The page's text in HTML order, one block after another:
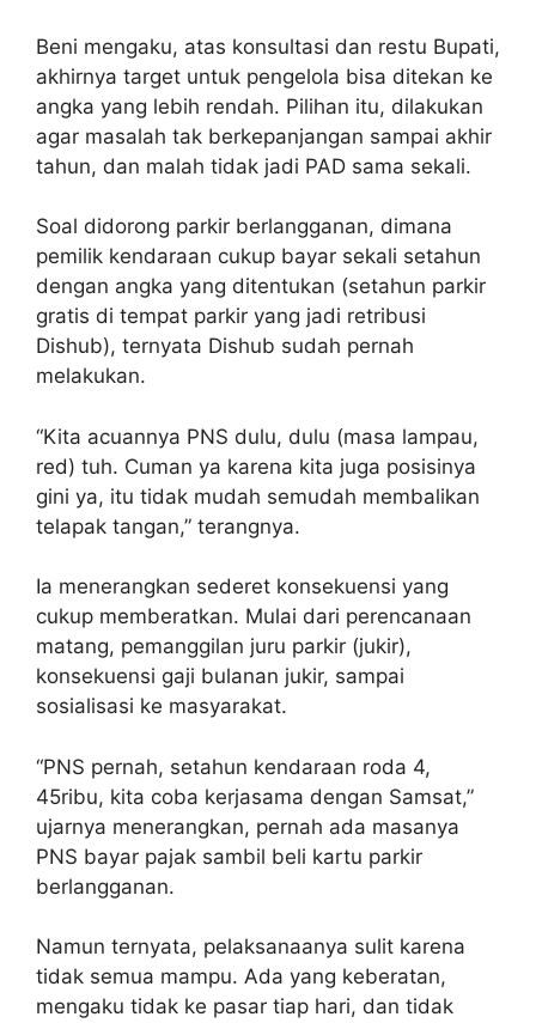
Beni mengaku, atas konsultasi dan restu Bupati,
akhirnya target untuk pengelola bisa ditekan ke
angka yang lebih rendah. Pilihan itu, dilakukan
agar masalah tak berkepanjangan sampai akhir
tahun, dan malah tidak jadi PAD sama sekali.
Soal didorong parkir berlangganan, dimana
pemilik kendaraan cukup bayar sekali setahun
dengan angka yang ditentukan (setahun parkir
gratis di tempat parkir yang jadi retribusi
Dishub), ternyata Dishub sudah pernah
melakukan.
“Kita acuannya PNS dulu, dulu (masa lampau,
red) tuh. Cuman ya karena kita juga posisinya
gini ya, itu tidak mudah semudah membalikan
telapak tangan,” terangnya.
Ia menerangkan sederet konsekuensi yang
cukup memberatkan. Mulai dari perencanaan
matang, pemanggilan juru parkir (jukir),
konsekuensi gaji bulanan jukir, sampai
sosialisasi ke masyarakat.
“PNS pernah, setahun kendaraan roda 4,
45ribu, kita coba kerjasama dengan Samsat,”
ujarnya menerangkan, pernah ada masanya
PNS bayar pajak sambil beli kartu parkir
berlangganan.
Namun ternyata, pelaksanaanya sulit karena
tidak semua mampu. Ada yang keberatan,
mengaku tidak ke pasar tiap hari, dan tidak